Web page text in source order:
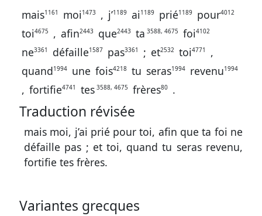
mais1161 moi 1473 , j’1189 ai 1189 prié1189 pour4012
toi4675 , afin2443 que2443 ta 3588, 4675 foi4102
ne3361 défaille1587 pas3361 ; et2532 toi4771
,
quand1994 une fois4218 tu seras1994 revenu1994
, fortifie4741 tes 3588, 4675 frères80 .
Traduction révisée
mais moi, j’ai prié pour toi, afin que ta foi ne
défaille pas ; et toi, quand tu seras revenu,
fortifie tes frères.
Variantes grecques
Participer
aux
coûts
site